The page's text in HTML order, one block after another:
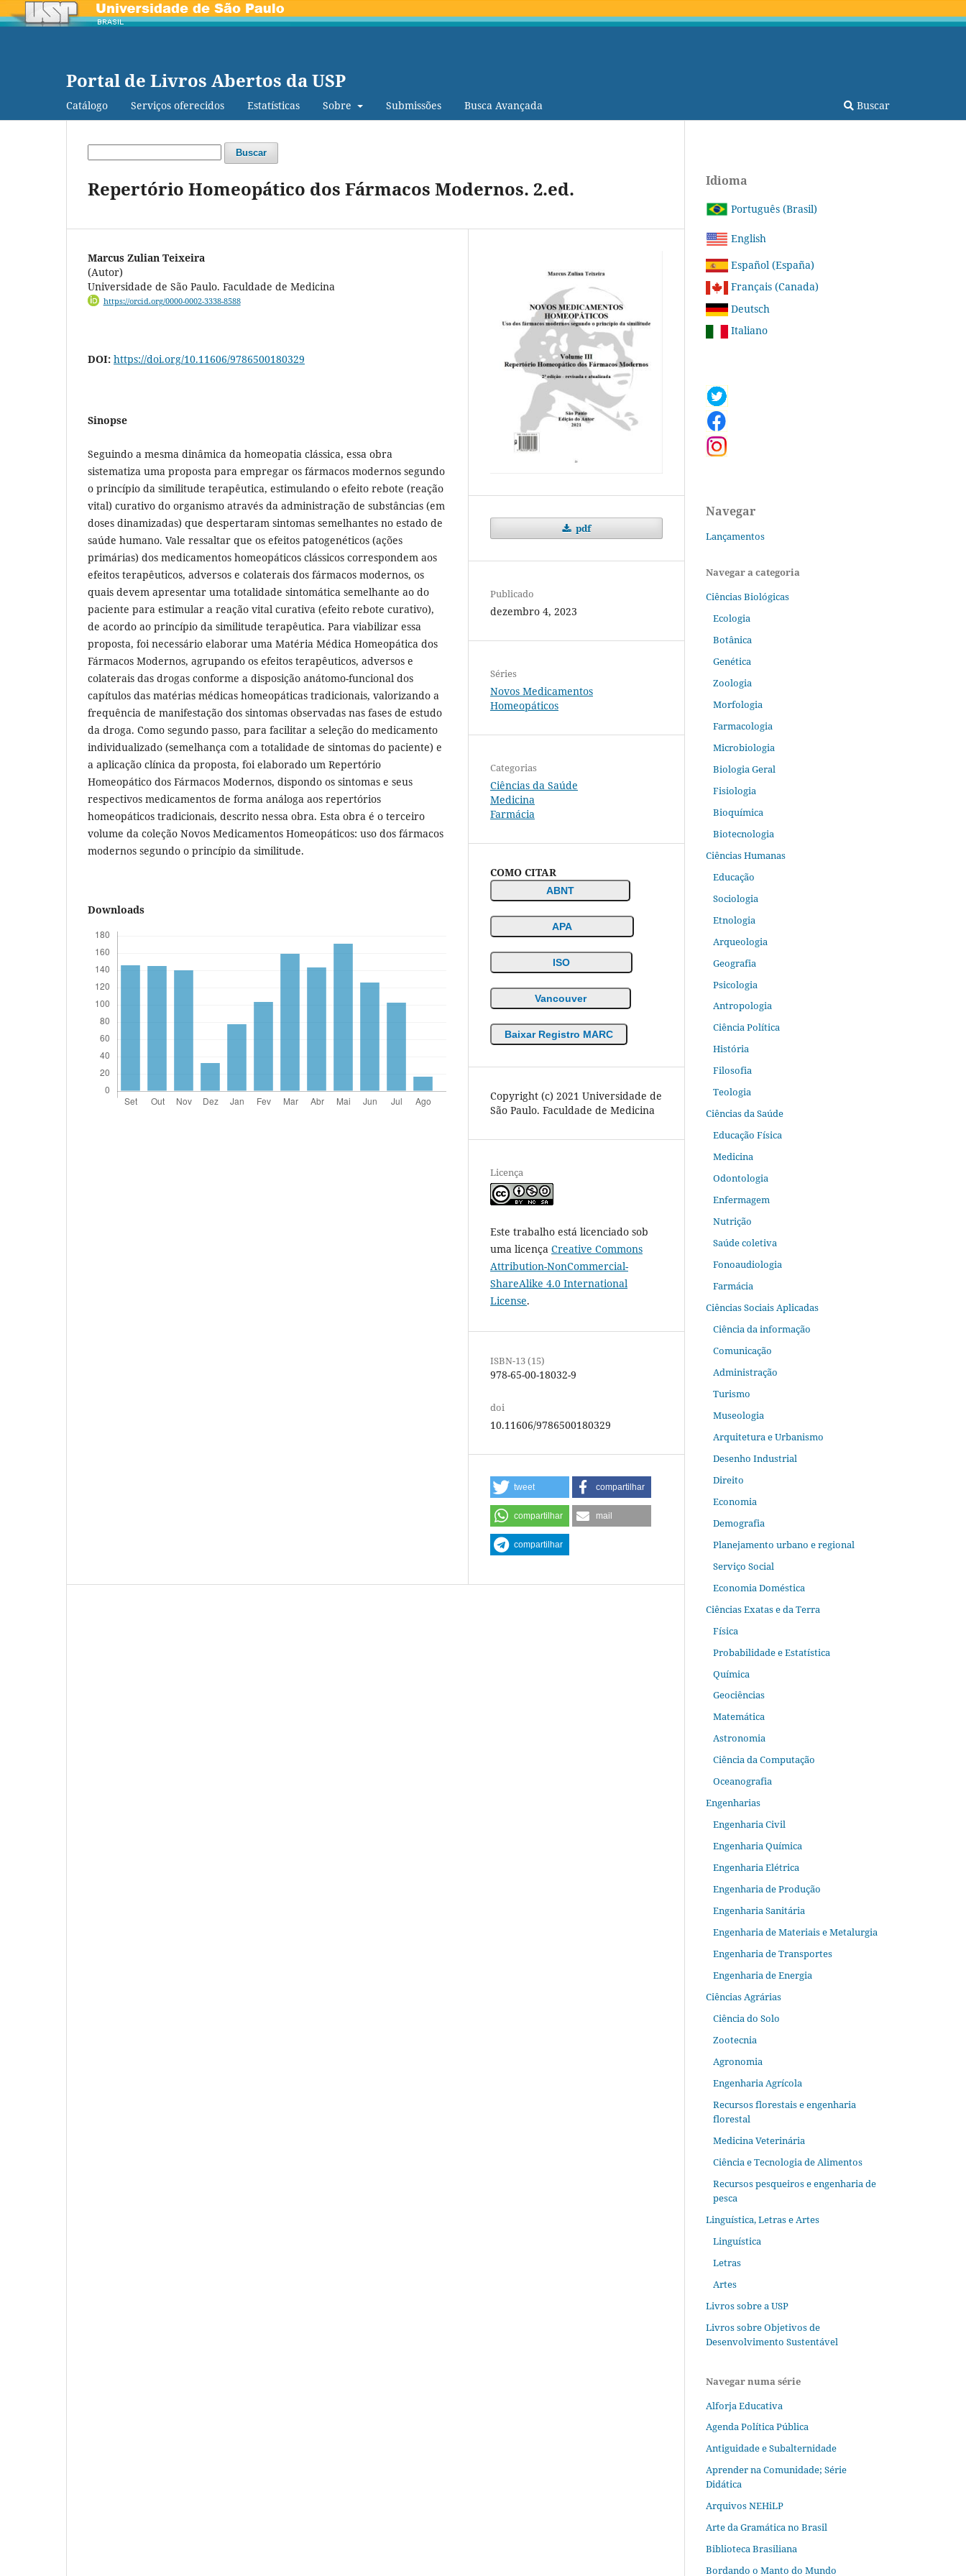
Portal de Livros Abertos da USP
Catálogo Serviços oferecidos Estatísticas Sobre Submissões Busca Avançada Buscar
Buscar
Repertório Homeopático dos Fármacos Modernos. 2.ed.
Marcus Zulian Teixeira
(Autor)
Universidade de São Paulo. Faculdade de Medicina
https://orcid.org/0000-0002-3338-8588
DOI: https://doi.org/10.11606/9786500180329
Sinopse
Seguindo a mesma dinâmica da homeopatia clássica, essa obra
sistematiza uma proposta para empregar os fármacos modernos segundo
o princípio da similitude terapêutica, estimulando o efeito rebote (reação
vital) curativo do organismo através da administração de substâncias (em
doses dinamizadas) que despertaram sintomas semelhantes no estado de
saúde humano. Vale ressaltar que os efeitos patogenéticos (ações
primárias) dos medicamentos homeopáticos clássicos correspondem aos
efeitos terapêuticos, adversos e colaterais dos fármacos modernos, os
quais devem apresentar uma totalidade sintomática semelhante ao do
paciente para estimular a reação vital curativa (efeito rebote curativo),
de acordo ao princípio da similitude terapêutica. Para viabilizar essa
proposta, foi necessário elaborar uma Matéria Médica Homeopática dos
Fármacos Modernos, agrupando os efeitos terapêuticos, adversos e
colaterais das drogas conforme a disposição anátomo-funcional dos
capítulos das matérias médicas homeopáticas tradicionais, valorizando a
frequência de manifestação dos sintomas observadas nas fases de estudo
da droga. Como segundo passo, para facilitar a seleção do medicamento
individualizado (semelhança com a totalidade de sintomas do paciente) e
a aplicação clínica da proposta, foi elaborado um Repertório
Homeopático dos Fármacos Modernos, dispondo os sintomas e seus
respectivos medicamentos de forma análoga aos repertórios
homeopáticos tradicionais, descrito nessa obra. Esta obra é o terceiro
volume da coleção Novos Medicamentos Homeopáticos: uso dos fármacos
modernos segundo o princípio da similitude.
Downloads
pdf
Publicado
dezembro 4, 2023
Séries
Novos Medicamentos
Homeopáticos
Categorias
Ciências da Saúde
Medicina
Farmácia
COMO CITAR
ABNT
APA
ISO
Vancouver
Baixar Registro MARC
Copyright (c) 2021 Universidade de
São Paulo. Faculdade de Medicina
Licença
Este trabalho está licenciado sob
uma licença Creative Commons
Attribution-NonCommercial-
ShareAlike 4.0 International
License.
ISBN-13 (15)
978-65-00-18032-9
doi
10.11606/9786500180329
tweet compartilhar
compartilhar mail
compartilhar
Idioma
Português (Brasil)
English
Español (España)
Français (Canada)
Deutsch
Italiano
Navegar
Lançamentos
Navegar a categoria
Ciências Biológicas
Ecologia
Botânica
Genética
Zoologia
Morfologia
Farmacologia
Microbiologia
Biologia Geral
Fisiologia
Bioquímica
Biotecnologia
Ciências Humanas
Educação
Sociologia
Etnologia
Arqueologia
Geografia
Psicologia
Antropologia
Ciência Política
História
Filosofia
Teologia
Ciências da Saúde
Educação Física
Medicina
Odontologia
Enfermagem
Nutrição
Saúde coletiva
Fonoaudiologia
Farmácia
Ciências Sociais Aplicadas
Ciência da informação
Comunicação
Administração
Turismo
Museologia
Arquitetura e Urbanismo
Desenho Industrial
Direito
Economia
Demografia
Planejamento urbano e regional
Serviço Social
Economia Doméstica
Ciências Exatas e da Terra
Física
Probabilidade e Estatística
Química
Geociências
Matemática
Astronomia
Ciência da Computação
Oceanografia
Engenharias
Engenharia Civil
Engenharia Química
Engenharia Elétrica
Engenharia de Produção
Engenharia Sanitária
Engenharia de Materiais e Metalurgia
Engenharia de Transportes
Engenharia de Energia
Ciências Agrárias
Ciência do Solo
Zootecnia
Agronomia
Engenharia Agrícola
Recursos florestais e engenharia
florestal
Medicina Veterinária
Ciência e Tecnologia de Alimentos
Recursos pesqueiros e engenharia de
pesca
Linguística, Letras e Artes
Linguística
Letras
Artes
Livros sobre a USP
Livros sobre Objetivos de
Desenvolvimento Sustentável
Navegar numa série
Alforja Educativa
Agenda Política Pública
Antiguidade e Subalternidade
Aprender na Comunidade; Série
Didática
Arquivos NEHiLP
Arte da Gramática no Brasil
Biblioteca Brasiliana
Bordando o Manto do Mundo